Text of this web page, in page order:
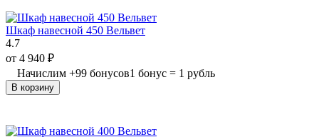
Шкаф навесной 450 Вельвет
4.7
от 4 940 ₽
Начислим +99 бонусов1 бонус = 1 рубль
В корзину